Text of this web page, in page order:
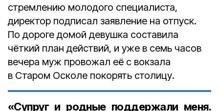
стремлению молодого специалиста,
директор подписал заявление на отпуск.
По дороге домой девушка составила
чёткий план действий, и уже в семь часов
вечера муж провожал её с вокзала
в Старом Осколе покорять столицу.
«Супруг и родные поддержали меня.